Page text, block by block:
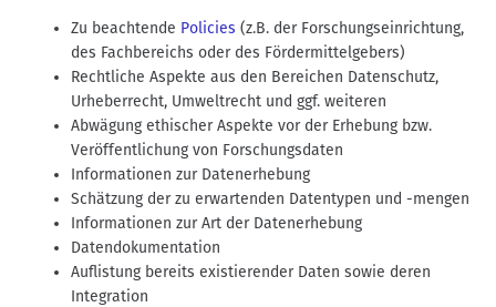
Zu beachtende Policies (z.B. der Forschungseinrichtung,
des Fachbereichs oder des Fördermittelgebers)
Rechtliche Aspekte aus den Bereichen Datenschutz,
Urheberrecht, Umweltrecht und ggf. weiteren
Abwägung ethischer Aspekte vor der Erhebung bzw.
Veröffentlichung von Forschungsdaten
Informationen zur Datenerhebung
Schätzung der zu erwartenden Datentypen und -mengen
Informationen zur Art der Datenerhebung
Datendokumentation
Auflistung bereits existierender Daten sowie deren
Integration